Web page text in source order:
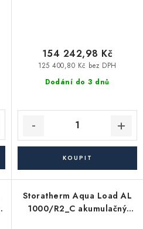
Dodání do 3 dnů
125 400,80 Kč bez DPH
154 242,98 Kč
Storatherm Aqua Load AL
1000/R2_C akumulačný